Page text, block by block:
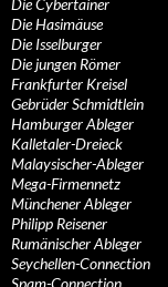
Die Cybertainer
Die Hasimäuse
Die Isselburger
Die jungen Römer
Frankfurter Kreisel
Gebrüder Schmidtlein
Hamburger Ableger
Kalletaler-Dreieck
Malaysischer-Ableger
Mega-Firmennetz
Münchener Ableger
Philipp Reisener
Rumänischer Ableger
Seychellen-Connection